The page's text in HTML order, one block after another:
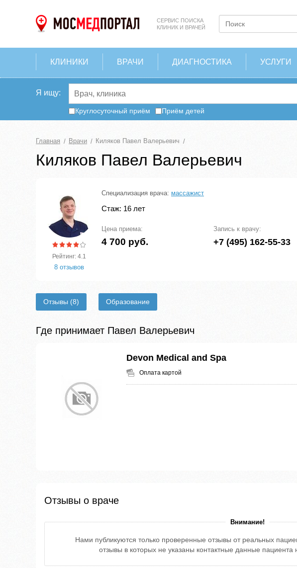
СЕРВИС ПОИСКА
КЛИНИК И ВРАЧЕЙ
КЛИНИКИ ВРАЧИ ДИАГНОСТИКА УСЛУГИ
Я ищу:
Круглосуточный приём Приём детей
Главная Врачи Киляков Павел Валерьевич
Киляков Павел Валерьевич
Рейтинг: 4.1
8 отзывов
Специализация врача: массажист
Стаж: 16 лет
Цена приема:
4 700 руб.
Запись к врачу:
+7 (495) 162-55-33
Отзывы (8) Образование
Где принимает Павел Валерьевич
Devon Medical and Spa
Оплата картой
Отзывы о враче
Внимание!
Нами публикуются только проверенные отзывы от реальных
отзывы в которых не указаны контактные данные